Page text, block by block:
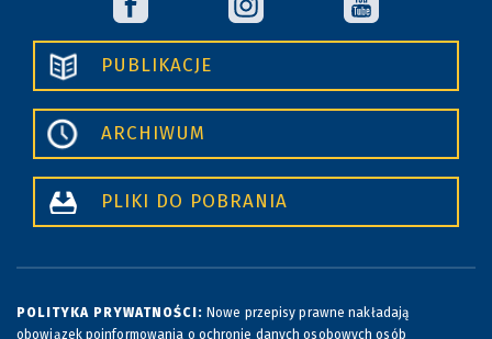
PUBLIKACJE
ARCHIWUM
PLIKI DO POBRANIA
POLITYKA PRYWATNOŚCI: Nowe przepisy prawne nakładają
obowiązek poinformowania o ochronie danych osobowych osób